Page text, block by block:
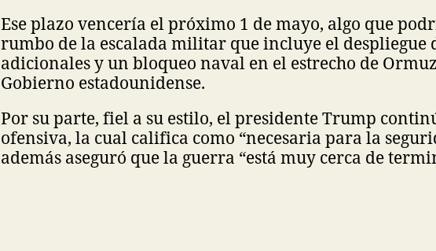
Ese plazo vencería el próximo 1 de mayo, algo que
rumbo de la escalada militar que incluye el despliegue
adicionales y un bloqueo naval en el estrecho de
Gobierno estadounidense.
Por su parte, fiel a su estilo, el presidente Trump
ofensiva, la cual califica como “necesaria para la
además aseguró que la guerra “está muy cerca de